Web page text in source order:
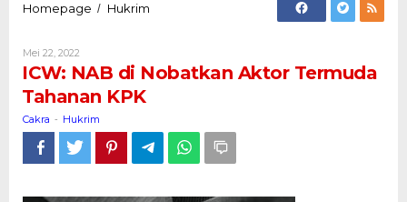
Homepage / Hukrim
Aktor
KPK
Mei 22, 2022
Cakra
ICW: NAB di Nobatkan Aktor Termuda
Tahanan KPK
Cakra - Hukrim